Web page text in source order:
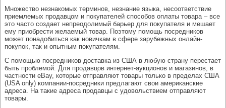
Множество незнакомых терминов, незнание языка, несоответствие
приемлемых продавцом и покупателей способов оплаты товара – все
это часто создает непреодолимый барьер для покупателя и мешает
ему приобрести желаемый товар. Поэтому помощь посредников
может понадобиться как новичкам в сфере зарубежных онлайн-
покупок, так и опытным покупателям.
С помощью посредников доставка из США в любую страну перестает
быть проблемой. Для продавцов интернет-аукционов и магазинов, в
частности eBay, которые отправляют товары только в пределах США
(USA only) компании-посредники предлагают свои американские
адреса. На такие адреса продавцы с удовольствием отправляют
товары.